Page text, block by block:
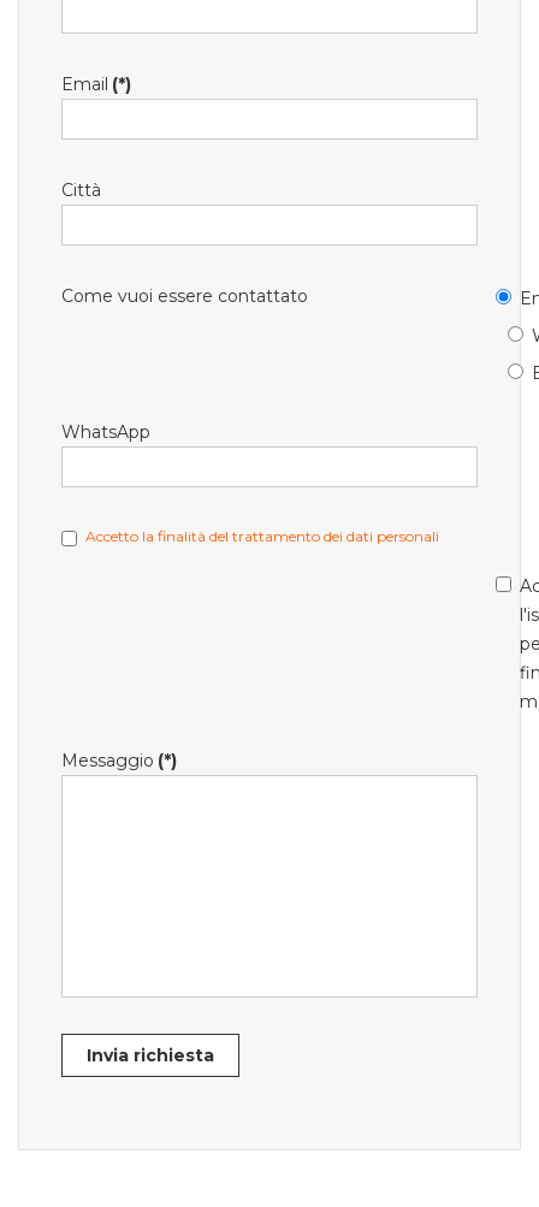
Email (*)
Città
Come vuoi essere contattato
WhatsApp
Accetto la finalità del trattamento dei dati personali
Messaggio (*)
Invia richiesta